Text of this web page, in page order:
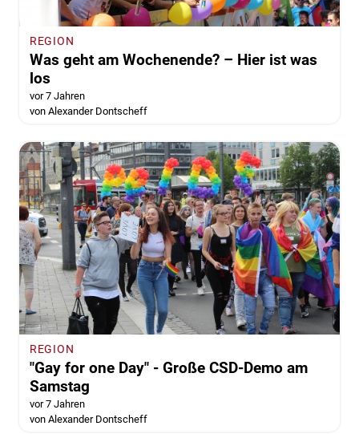
REGION
Was geht am Wochenende? – Hier ist was
los
vor 7 Jahren
von Alexander Dontscheff
REGION
"Gay for one Day" - Große CSD-Demo am
Samstag
vor 7 Jahren
von Alexander Dontscheff